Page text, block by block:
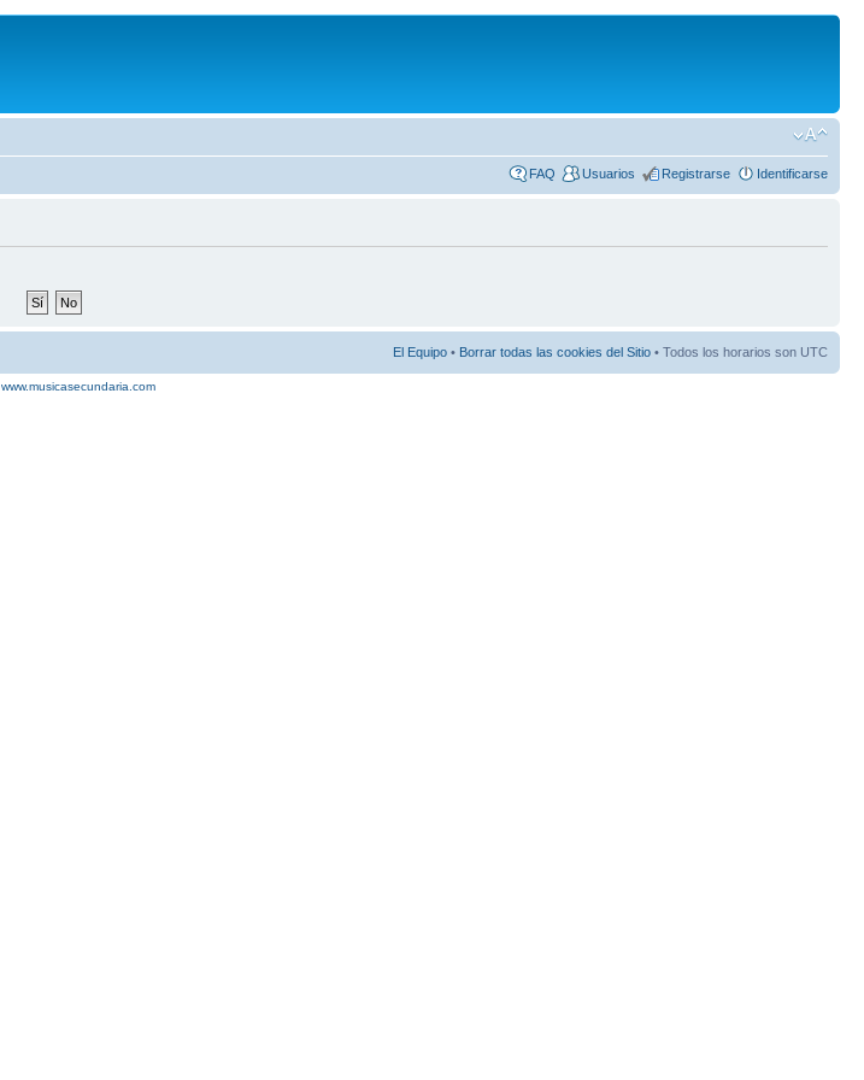
FAQ Usuarios Registrarse Identificarse
El Equipo • Borrar todas las cookies del Sitio • Todos los horarios son UTC
www.musicasecundaria.com